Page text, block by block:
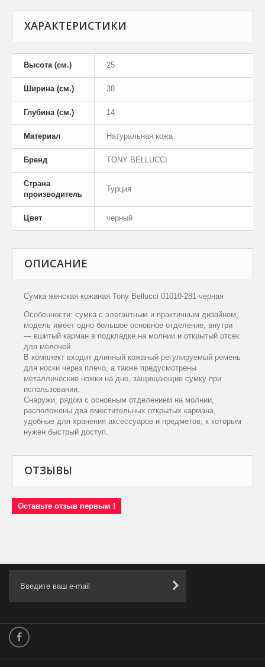
ХАРАКТЕРИСТИКИ
Высота (см.) 25
Ширина (см.) 38
Глубина (см.) 14
Материал Натуральная кожа
Бренд TONY BELLUCCI
Страна
производитель
Турция
Цвет черный
ОПИСАНИЕ
Сумка женская кожаная Tony Bellucci 01010-281 черная
Особенности: сумка с элегантным и практичным дизайном,
модель имеет одно большое основное отделение, внутри
— вшитый карман в подкладке на молнии и открытый отсек
для мелочей.
В комплект входит длинный кожаный регулируемый ремень
для носки через плечо, а также предусмотрены
металлические ножки на дне, защищающие сумку при
использовании.
Снаружи, рядом с основным отделением на молнии,
расположены два вместительных открытых кармана,
удобные для хранения аксессуаров и предметов, к которым
нужен быстрый доступ.
ОТЗЫВЫ
Оставьте отзыв первым !